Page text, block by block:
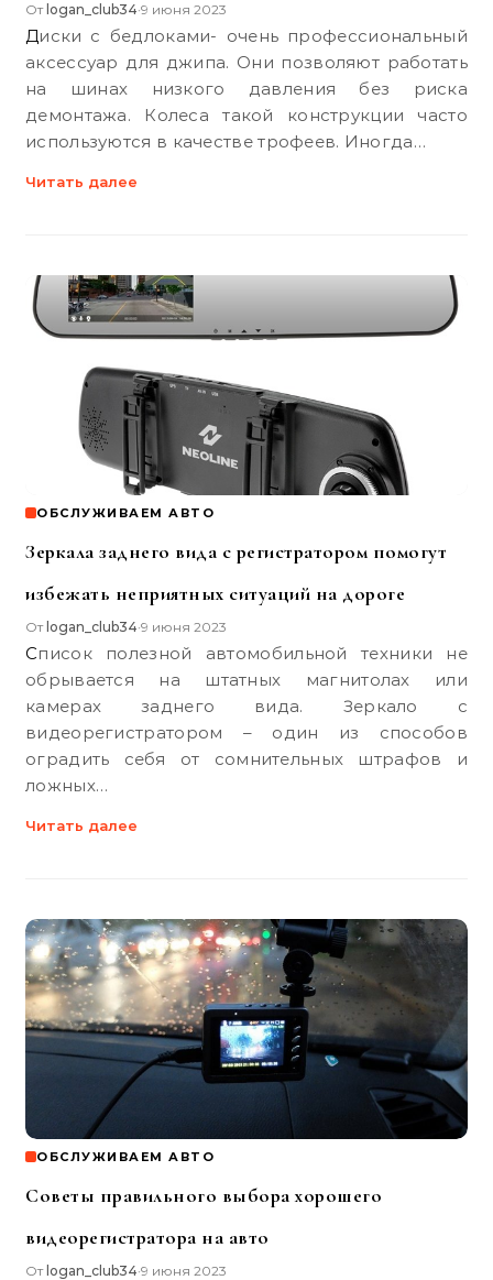
От logan_club34•9 июня 2023
Диски с бедлоками- очень профессиональный
аксессуар для джипа. Они позволяют работать
на шинах низкого давления без риска
демонтажа. Колеса такой конструкции часто
используются в качестве трофеев. Иногда…
Читать далее
ОБСЛУЖИВАЕМ АВТО
Зеркала заднего вида с регистратором помогут
избежать неприятных ситуаций на дороге
От logan_club34•9 июня 2023
Список полезной автомобильной техники не
обрывается на штатных магнитолах или
камерах заднего вида. Зеркало с
видеорегистратором – один из способов
оградить себя от сомнительных штрафов и
ложных…
Читать далее
ОБСЛУЖИВАЕМ АВТО
Советы правильного выбора хорошего
видеорегистратора на авто
От logan_club34•9 июня 2023